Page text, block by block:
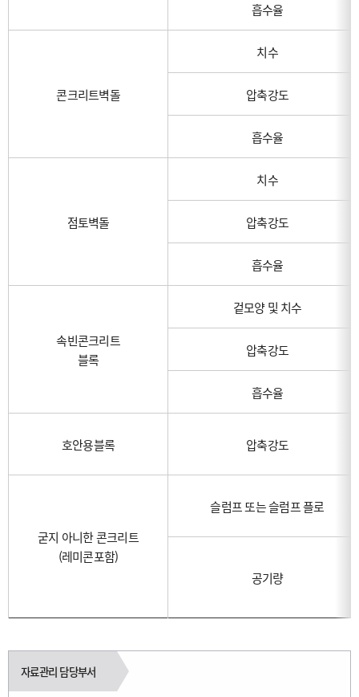
흡수율
콘크리트벽돌
치수
압축강도
흡수율
점토벽돌
치수
압축강도
흡수율
속빈콘크리트
블록
겉모양 및 치수
압축강도
흡수율
호안용블록 압축강도
굳지 아니한 콘크리트
(레미콘포함)
슬럼프 또는 슬럼프 플로
공기량
자료관리 담당부서